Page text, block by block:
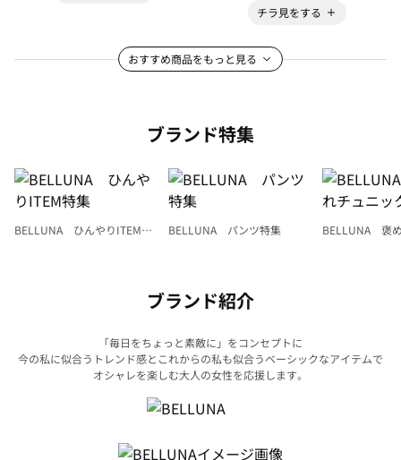
チラ見をする
おすすめ商品をもっと見る
ブランド特集
BELLUNA ひんやりITEM特
BELLUNA パンツ特集
BELLUNA 褒
ブランド紹介
「毎日をちょっと素敵に」をコンセプトに
今の私に似合うトレンド感とこれからの私も似合うベーシックなアイテムで
オシャレを楽しむ大人の女性を応援します。